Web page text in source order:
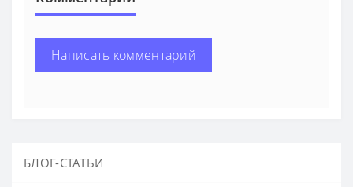
Написать комментарий
БЛОГ-СТАТЬИ